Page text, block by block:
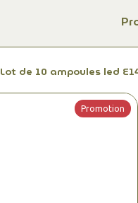
Lot de 10 ampoules led
Promotion